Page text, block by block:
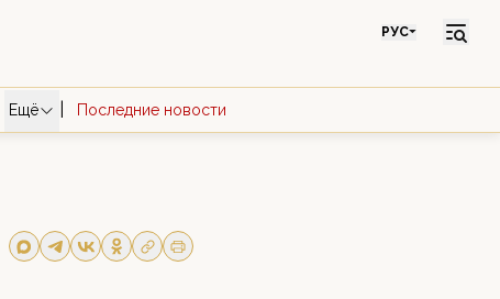
РУС
Ещё Последние новости